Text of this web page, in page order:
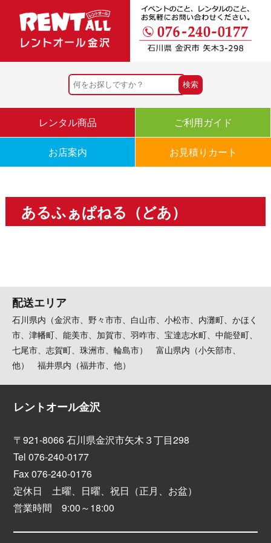
レンタル商品 ご利用ガイド
お店案内 お見積りカート
あるふぁぱねる（どあ）
配送エリア
石川県内（金沢市、野々市市、白山市、小松市、内灘町、かほく
市、津幡町、能美市、加賀市、羽咋市、宝達志水町、中能登町、
七尾市、志賀町、珠洲市、輪島市） 富山県内（小矢部市、
他） 福井県内（福井市、他）
レントオール金沢
〒921-8066 石川県金沢市矢木３丁目298
Tel 076-240-0177
Fax 076-240-0176
定休日 土曜、日曜、祝日（正月、お盆）
営業時間 9:00～18:00